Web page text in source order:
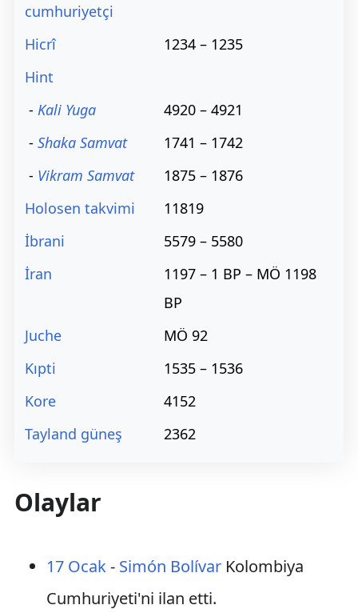
cumhuriyetçi
Hicrî
1234 – 1235
Hint
- Kali Yuga
4920 – 4921
- Shaka Samvat
1741 – 1742
- Vikram Samvat
1875 – 1876
Holosen takvimi
11819
İbrani
5579 – 5580
İran
1197 – 1 BP – MÖ 1198
BP
Juche
MÖ 92
Kıpti
1535 – 1536
Kore
4152
Tayland güneş
2362
Olaylar
17 Ocak- Simón BolívarKolombiya
Cumhuriyeti'ni ilan etti.